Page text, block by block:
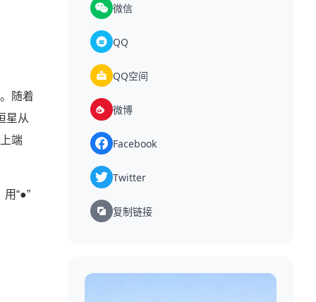
随着
星从
端
“●”
微信
QQ
QQ空间
微博
Facebook
Twitter
复制链接